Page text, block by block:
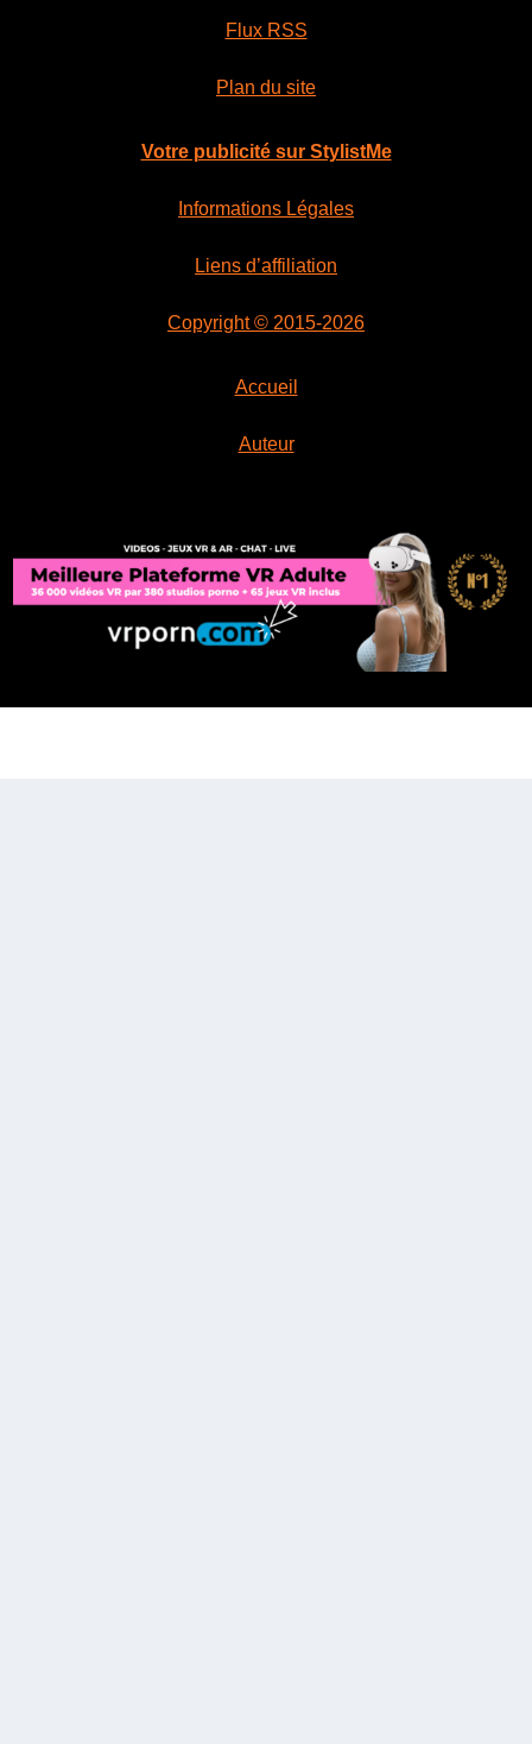
Flux RSS
Plan du site
Votre publicité sur StylistMe
Informations Légales
Liens d’affiliation
Copyright © 2015-2026
Accueil
Auteur